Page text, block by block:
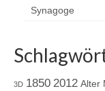
Synagoge
3D 1850 2012 Alter